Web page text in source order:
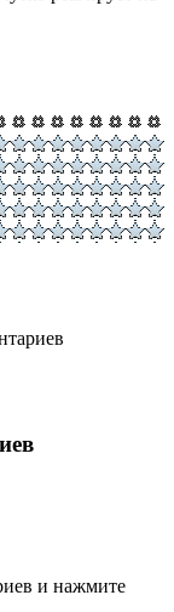
и нажмите